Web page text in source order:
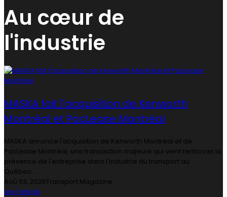
Au cœur de
l'industrie
MASKA fait l'acquisition de Kenworth
Montréal et PacLease Montréal
MASKA annonce l'acquisition de Kenworth Montréal et de
PacLease Montréal, une transaction majeure qui vient renforcer la
présence de l'entreprise dans l'industrie du transport au
Québec....
Aoû 03, 2026Transport Magazine
Lire l'article